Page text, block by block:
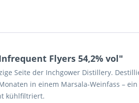
Flyers 54,2% vol"
Seite der Inchgower Distillery.
in einem Marsala-Weinfass – ein
kühlfiltriert.